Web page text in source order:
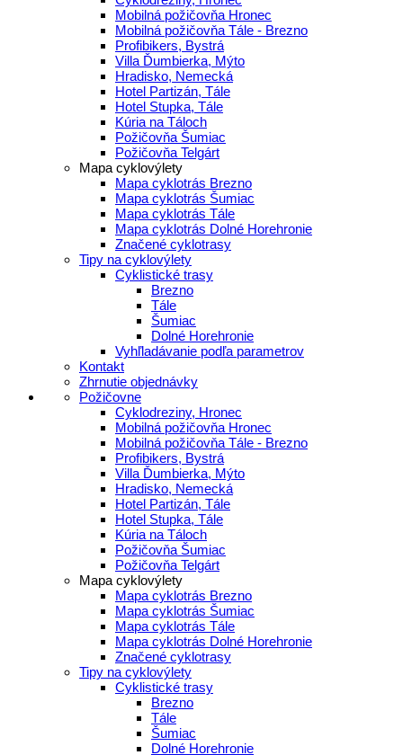
Mobilná požičovňa Hronec
Mobilná požičovňa Tále - Brezno
Profibikers, Bystrá
Villa Ďumbierka, Mýto
Hradisko, Nemecká
Hotel Partizán, Tále
Hotel Stupka, Tále
Kúria na Táloch
Požičovňa Šumiac
Požičovňa Telgárt
Mapa cyklovýlety
Mapa cyklotrás Brezno
Mapa cyklotrás Šumiac
Mapa cyklotrás Tále
Mapa cyklotrás Dolné Horehronie
Značené cyklotrasy
Tipy na cyklovýlety
Cyklistické trasy
Brezno
Tále
Šumiac
Dolné Horehronie
Vyhľladávanie podľa parametrov
Kontakt
Zhrnutie objednávky
Požičovne
Cyklodreziny, Hronec
Mobilná požičovňa Hronec
Mobilná požičovňa Tále - Brezno
Profibikers, Bystrá
Villa Ďumbierka, Mýto
Hradisko, Nemecká
Hotel Partizán, Tále
Hotel Stupka, Tále
Kúria na Táloch
Požičovňa Šumiac
Požičovňa Telgárt
Mapa cyklovýlety
Mapa cyklotrás Brezno
Mapa cyklotrás Šumiac
Mapa cyklotrás Tále
Mapa cyklotrás Dolné Horehronie
Značené cyklotrasy
Tipy na cyklovýlety
Cyklistické trasy
Brezno
Tále
Šumiac
Dolné Horehronie